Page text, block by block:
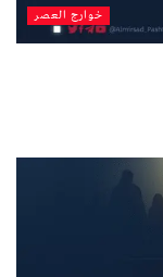
خوارج العصر